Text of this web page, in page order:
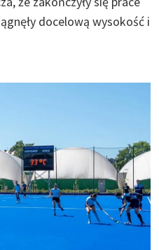
docelową wysokość i